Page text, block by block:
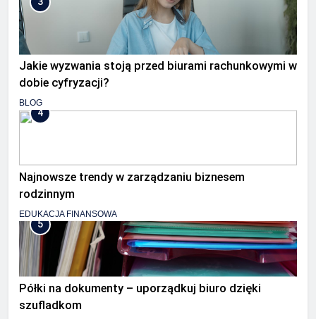
Jakie wyzwania stoją przed biurami rachunkowymi w
dobie cyfryzacji?
BLOG
4
Najnowsze trendy w zarządzaniu biznesem
rodzinnym
EDUKACJA FINANSOWA
5
Półki na dokumenty – uporządkuj biuro dzięki
szufladkom